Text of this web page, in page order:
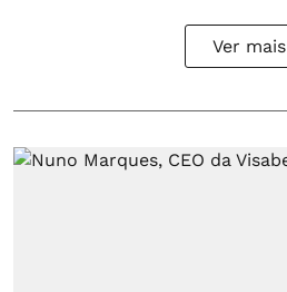
Ver mais